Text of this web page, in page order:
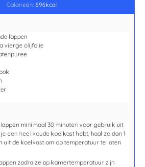
Calorieën:696kcal
lappen
vierge olijfolie
minimaal 30 minuten voor gebruik uit
een heel koude koelkast hebt, haal ze dan 1
uit de koelkast om op temperatuur te laten
zodra ze op kamertemperatuur zijn